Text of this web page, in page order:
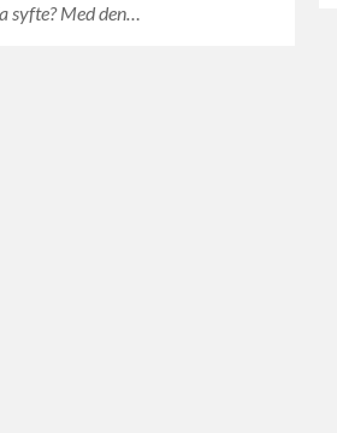
syfte? Med den…